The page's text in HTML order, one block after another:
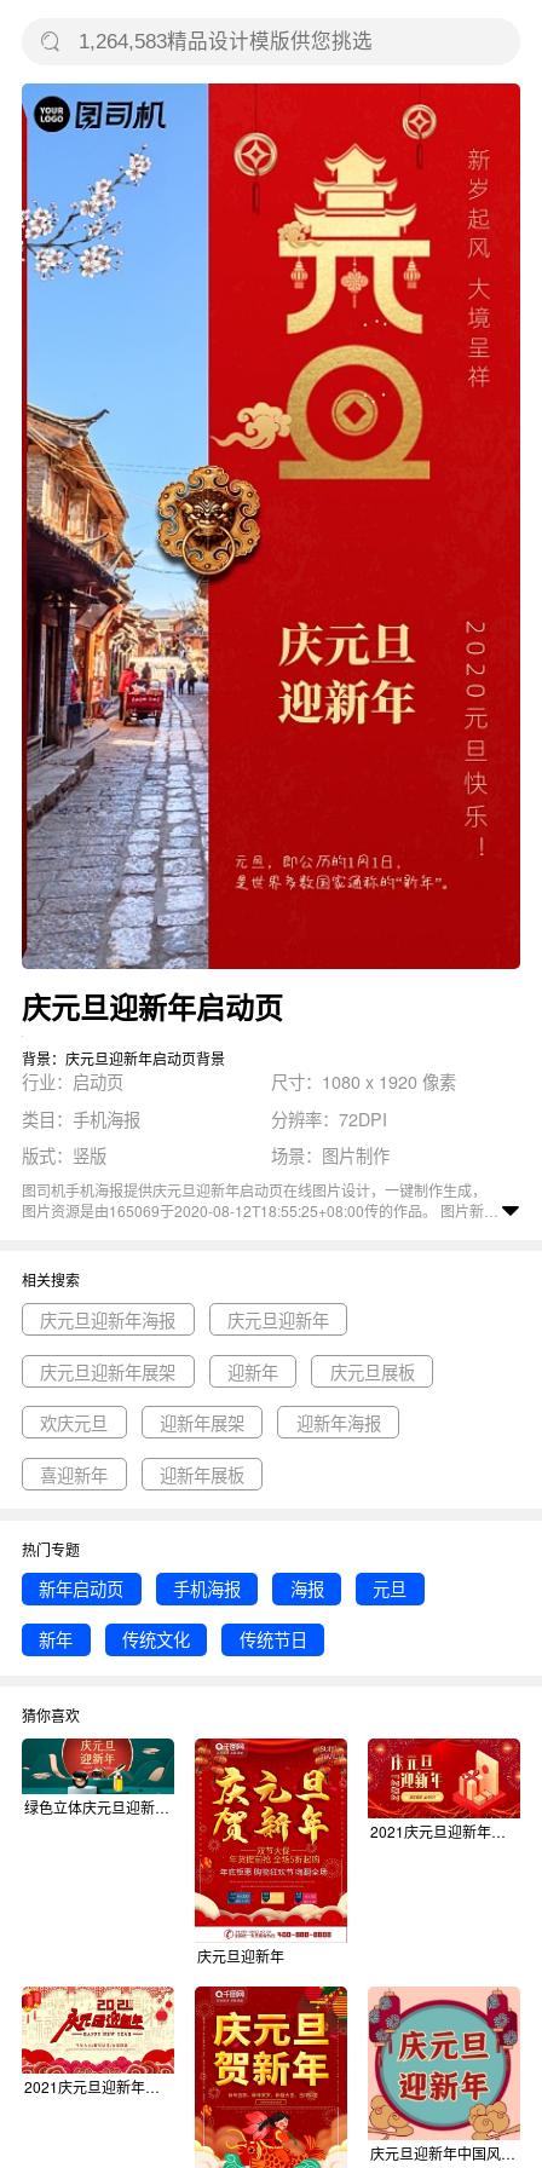
庆元旦迎新年启动页
背景：庆元旦迎新年启动页背景
行业：启动页
尺寸：1080 x 1920 像素
类目：手机海报
分辨率：72DPI
版式：竖版
场景：图片制作
图司机手机海报提供庆元旦迎新年启动页在线图片设计，一键制作生成，
图片资源是由165069于2020-08-12T18:55:25+08:00传的作品。 图片新年
题。 主要用于启动页行业，为您推荐与庆元旦迎新年启动页相关的专题庆
元旦迎新年海报, 庆元旦迎新年, 庆元旦迎新年展架等优质图片模板资源。
相关搜索
庆元旦迎新年海报 庆元旦迎新年
庆元旦迎新年展架 迎新年 庆元旦展板
欢庆元旦 迎新年展架 迎新年海报
喜迎新年 迎新年展板
热门专题
新年启动页 手机海报 海报 元旦
新年 传统文化 传统节日
猜你喜欢
绿色立体庆元旦迎新年海报
庆元旦迎新年
2021庆元旦迎新年电商红色喜庆海报
2021庆元旦迎新年宣传海报
庆元旦迎新年中国风插画公众号次图